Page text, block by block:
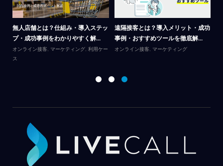
無人店舗とは？仕組み・導入ステッ
プ・成功事例をわかりやすく解...
オンライン接客, マーケティング, 利用ケー
ス
遠隔接客とは？導入メリット・成功
事例・おすすめツールを徹底解...
オンライン接客, マーケティング